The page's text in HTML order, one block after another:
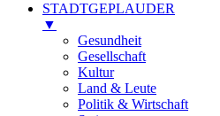
STADTGEPLAUDER
▼
Gesundheit
Gesellschaft
Kultur
Land & Leute
Politik & Wirtschaft